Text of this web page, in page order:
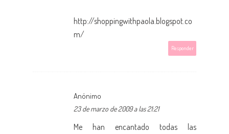
http://shoppingwithpaola.blogspot.co
m/
Responder
Anónimo
23 de marzo de 2009 a las 21:21
Me han encantado todas las